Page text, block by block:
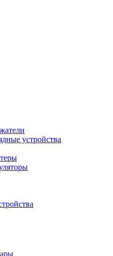
устройства